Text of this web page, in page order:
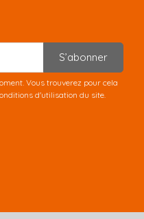
S’abonner
Vous trouverez pour cela
d'utilisation du site.